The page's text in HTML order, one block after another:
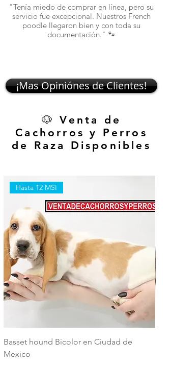
"Tenía miedo de comprar en línea, pero su
servicio fue excepcional. Nuestros French
poodle llegaron bien y con toda su
documentación." 🐾
¡Mas Opiniónes de Clientes!
🐶 Venta de
Cachorros y Perros
de Raza Disponibles
Hasta 12 MSI
Basset hound Bicolor en Ciudad de
Mexico